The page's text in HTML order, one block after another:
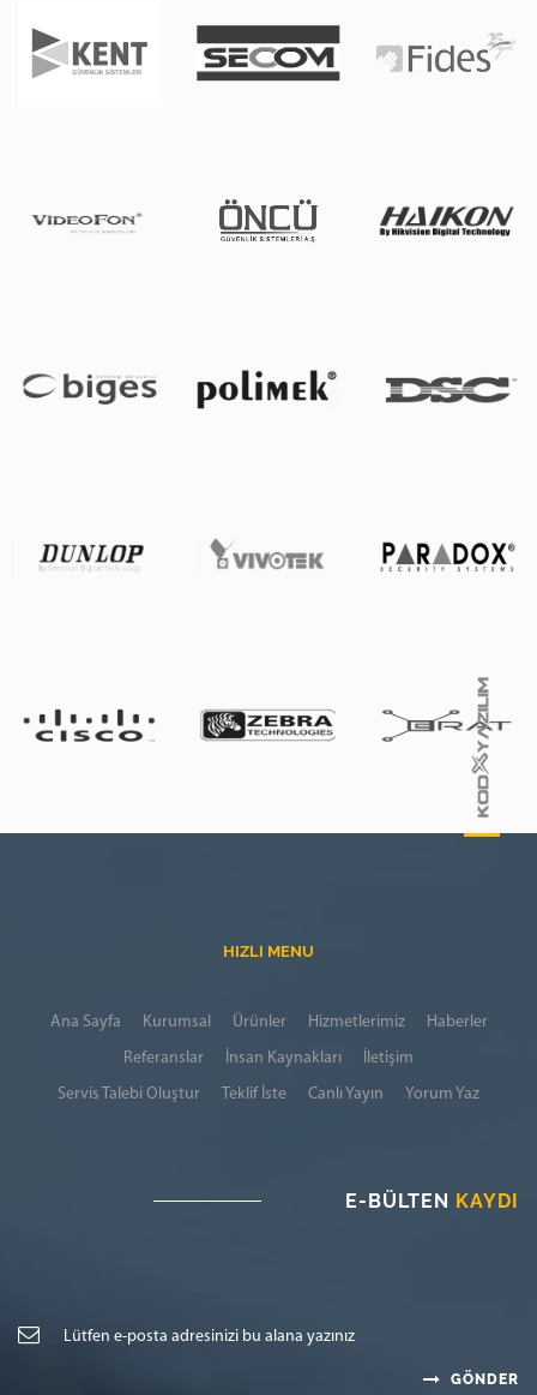
HIZLI MENU
Ana Sayfa Kurumsal Ürünler Hizmetlerimiz
Haberler
Referanslar
İnsan Kaynakları
İletişim
Servis Talebi Oluştur
Teklif İste Canlı Yayın Yorum Yaz
E-BÜLTEN KAYDI
GÖNDER